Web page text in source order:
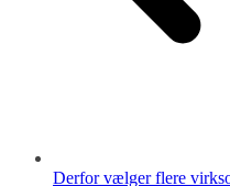
Derfor vælger flere